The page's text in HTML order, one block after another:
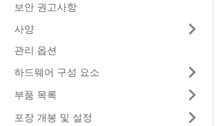
보안 권고사항
사양
관리 옵션
하드웨어 구성 요소
부품 목록
포장 개봉 및 설정